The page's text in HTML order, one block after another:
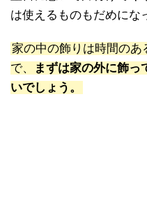
は使えるものもだめにな
家の中の飾りは時間の
で、
まずは家の外に飾っ
いでしょう。